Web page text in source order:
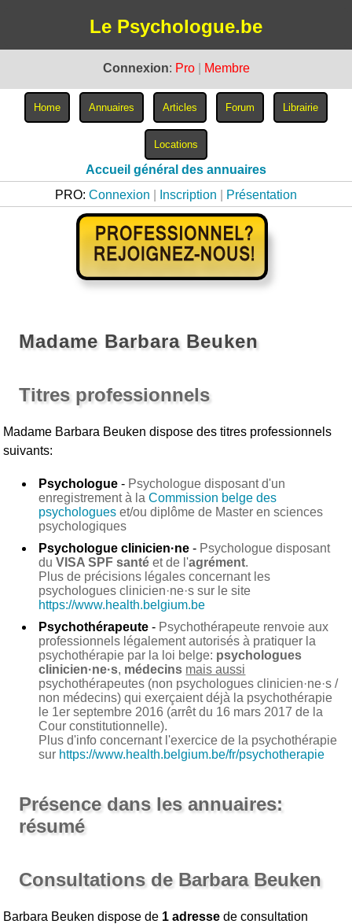
Le Psychologue.be
Connexion: Pro Membre
Accueil général des annuaires
PRO: Connexion Inscription Présentation
Madame Barbara Beuken
Titres professionnels
Madame Barbara Beuken dispose des titres professionnels
suivants:
Psychologue - Psychologue disposant d'un
enregistrement à laCommission belge des
psychologues et/ou diplôme de Master en sciences
psychologiques
Psychologue clinicien·ne - Psychologue disposant
duVISA SPF santé et de l'agrément.
Plus de précisions légales concernant les
psychologues clinicien·ne·s sur le site
https://www.health.belgium.be
Psychothérapeute - Psychothérapeute renvoie aux
professionnels légalement autorisés à pratiquer la
psychothérapie par la loi belge: psychologues
clinicien·ne·s, médecins mais aussi
psychothérapeutes (non psychologues clinicien·ne·s /
non médecins) qui exerçaient déjà la psychothérapie
le 1er septembre 2016 (arrêt du 16 mars 2017 de la
Cour constitutionnelle).
Plus d'info concernant l'exercice de la psychothérapie
sur https://www.health.belgium.be/fr/psychotherapie
Présence dans les annuaires:
résumé
Consultations de Barbara Beuken
Barbara Beuken dispose de 1 adresse de consultation